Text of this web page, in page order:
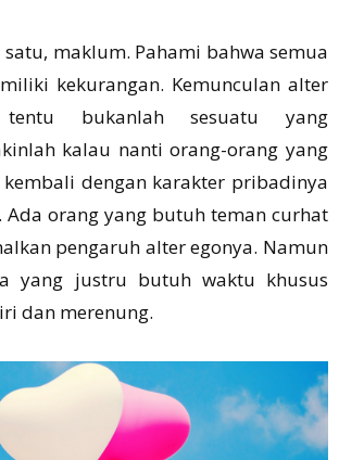
satu, maklum. Pahami bahwa semua
kekurangan. Kemunculan alter
bukanlah sesuatu yang
kalau nanti orang-orang yang
dengan karakter pribadinya
Ada orang yang butuh teman curhat
pengaruh alter egonya. Namun
yang justru butuh waktu khusus
dan merenung.